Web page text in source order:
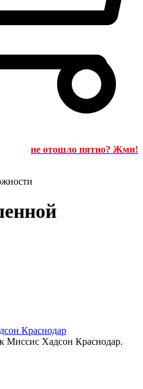
не отошло пятно? Жми!
Миссис Хадсон Краснодар.